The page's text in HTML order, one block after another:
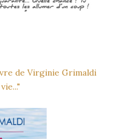
de Virginie Grimaldi